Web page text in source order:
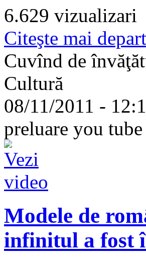
6.629 vizualizari
Citeşte mai
Cuvînd de
Cultură
08/11/2011 -
preluare you tube
Modele de
infinitul a fost